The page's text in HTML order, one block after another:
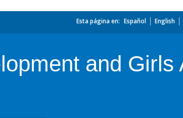
Esta página en: Español English
and Girls